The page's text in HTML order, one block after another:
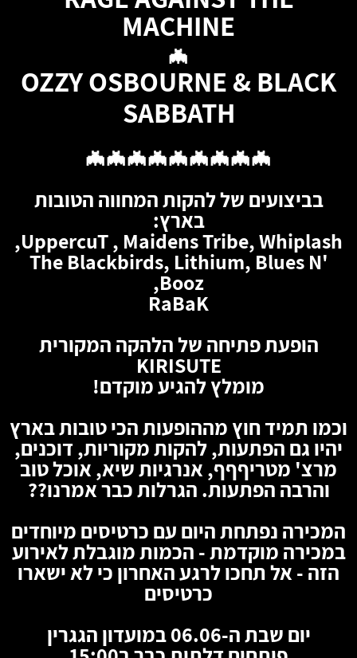
MACHINE
🦇
OZZY OSBOURNE & BLACK
SABBATH
🦇🦇🦇🦇🦇🦇🦇🦇🦇
בביצועים של להקות המחווה הטובות
בארץ:
UppercuT , Maidens Tribe, Whiplash,
The Blackbirds, Lithium, Blues N'
Booz,
RaBaK
הופעת פתיחה של הלהקה המקורית
KIRISUTE
מומלץ להגיע מוקדם!
וכמו תמיד חוץ מההופעות הכי טובות בארץ
יהיו גם הפתעות, להקות מקוריות, דוכנים,
מרצ' מטריףףף, אנרגיות שיא, אוכל טוב
והרבה הפתעות. הגרלות כבר אמרנו??
המכירה נפתחת היום עם כרטיסים מיוחדים
במכירה מוקדמת - הכמות מוגבלת לאירוע
הזה - אל תחכו לרגע האחרון כי לא ישארו
כרטיסים
יום שבת ה-06.06 במועדון הגגרין